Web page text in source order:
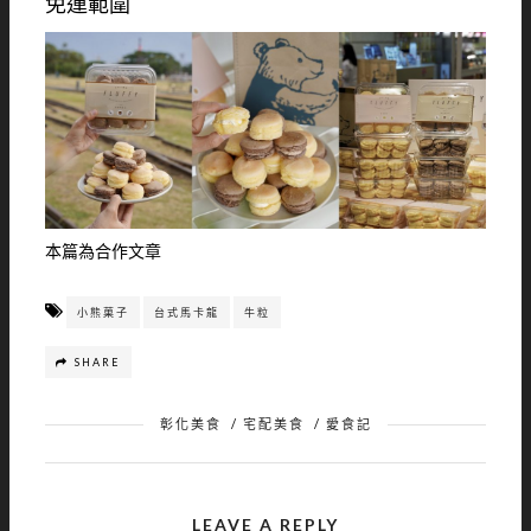
本篇為合作文章
小熊菓子 台式馬卡龍 牛粒
SHARE
彰化美食 / 宅配美食 / 愛食記
LEAVE A REPLY